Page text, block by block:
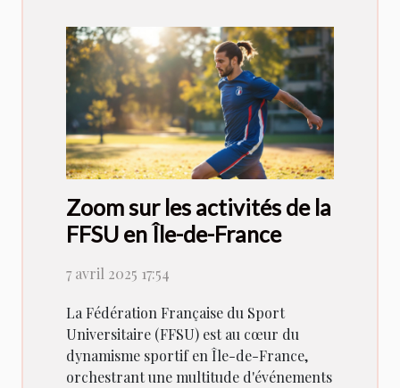
Zoom sur les activités de la
FFSU en Île-de-France
7 avril 2025 17:54
La Fédération Française du Sport
Universitaire (FFSU) est au cœur du
dynamisme sportif en Île-de-France,
orchestrant une multitude d'événements